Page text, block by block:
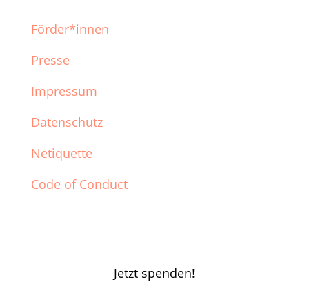
Förder*innen
Presse
Impressum
Datenschutz
Netiquette
Code of Conduct
Jetzt spenden!